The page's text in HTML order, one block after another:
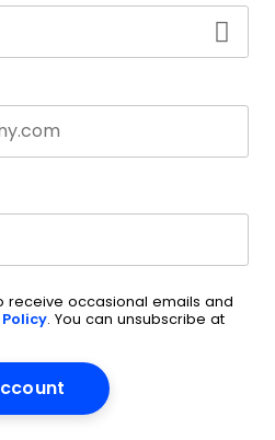
receive occasional emails and
. You can unsubscribe at